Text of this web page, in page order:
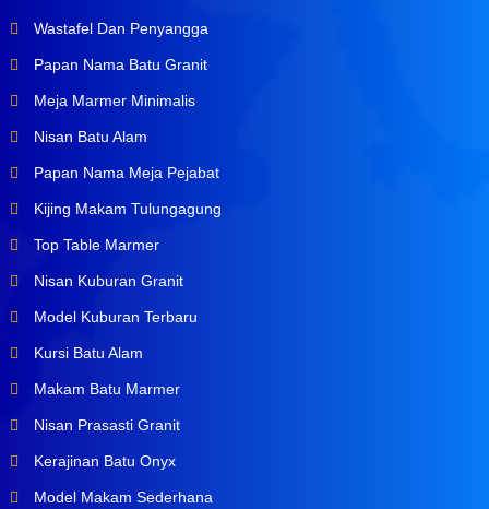
Wastafel Dan Penyangga
Papan Nama Batu Granit
Meja Marmer Minimalis
Nisan Batu Alam
Papan Nama Meja Pejabat
Kijing Makam Tulungagung
Top Table Marmer
Nisan Kuburan Granit
Model Kuburan Terbaru
Kursi Batu Alam
Makam Batu Marmer
Nisan Prasasti Granit
Kerajinan Batu Onyx
Model Makam Sederhana